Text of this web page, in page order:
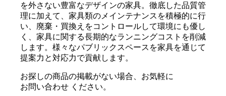
を外さない豊富なデザインの家具。徹底した品質管
理に加えて、家具類のメインテナンスを積極的に行
い、廃棄・買換えをコントロールして環境にも優し
く、家具に関する長期的なランニングコストを削減
します。様々なパブリックスペースを家具を通じて
提案力と対応力で貢献します。
お探しの商品の掲載がない場合、お気軽に
お問い合わせ ください。